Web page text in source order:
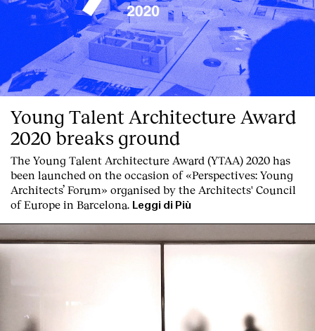
Index
Young Talent Architecture Award
2020 breaks ground
The Young Talent Architecture Award (YTAA) 2020 has
been launched on the occasion of «Perspectives: Young
Architects’ Forum» organised by the Architects' Council
of Europe in Barcelona.
Leggi di Più